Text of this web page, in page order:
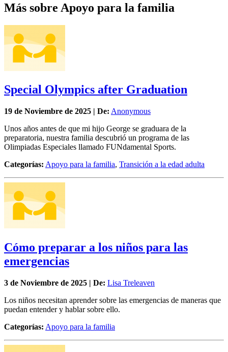
Más sobre Apoyo para la familia
Special Olympics after Graduation
19 de Noviembre de 2025 | De: Anonymous
Unos años antes de que mi hijo George se graduara de la
preparatoria, nuestra familia descubrió un programa de las
Olimpiadas Especiales llamado FUNdamental Sports.
Categorías: Apoyo para la familia, Transición a la edad adulta
Cómo preparar a los niños para las
emergencias
3 de Noviembre de 2025 | De: Lisa Treleaven
Los niños necesitan aprender sobre las emergencias de maneras que
puedan entender y hablar sobre ello.
Categorías: Apoyo para la familia